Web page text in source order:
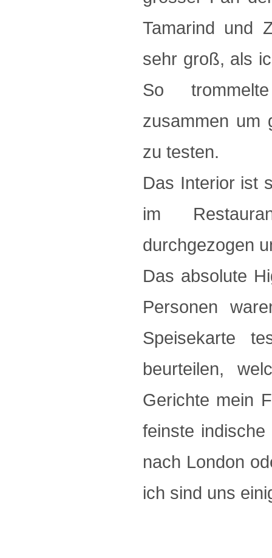
Tamarind und
sehr groß, als
So
zusammen um
zu testen.
Das Interior ist
im
durchgezogen
Das absolute
Personen
Speisekarte
beurteilen,
Gerichte mein
feinste
nach London
ich sind uns